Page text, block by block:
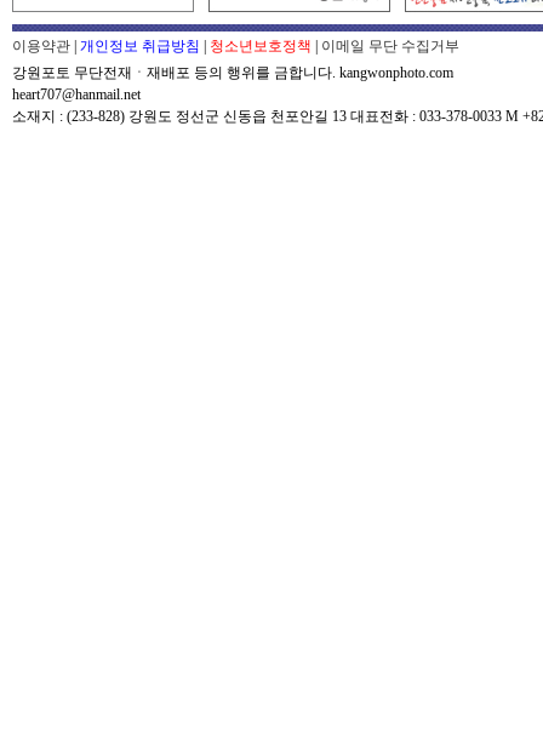
이용약관 개인정보 취급방침 청소년보호정책
이메일 무단 수집거부
강원포토 무단전재ㆍ재배포 등의 행위를 금합니다. kangwonphoto.com
heart707@hanmail.net
소재지 : (233-828) 강원도 정선군 신동읍 천포안길 13 대표전화 : 033-378-0033 M